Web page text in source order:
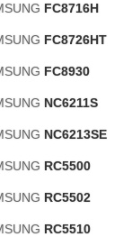
FC8716H
FC8726HT
FC8930
NC6211S
NC6213SE
RC5500
RC5502
RC5510